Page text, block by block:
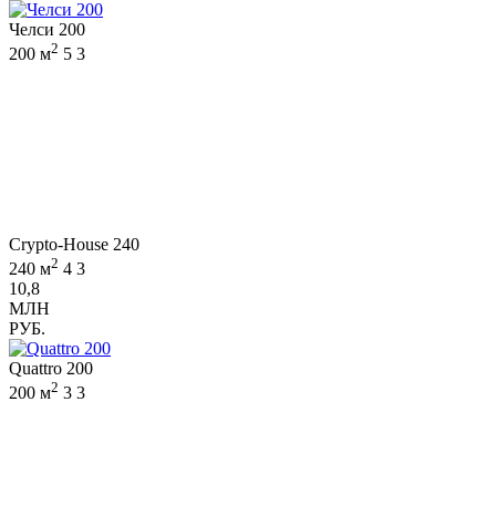
Челси 200
200 м2 5 3
Crypto-House 240
240 м2 4 3
10,8
МЛН
РУБ.
Quattro 200
200 м2 3 3